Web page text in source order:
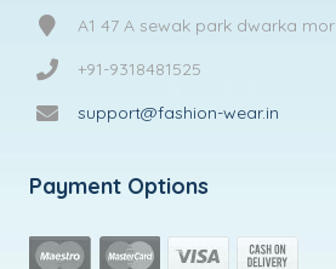
A1 47 A sewak park dwarka mor
+91-9318481525
support@fashion-wear.in
Payment Options